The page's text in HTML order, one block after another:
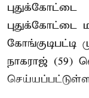
புதுக்கோட்டை
புதுக்கோட்டை
நாகராஜ் (59)